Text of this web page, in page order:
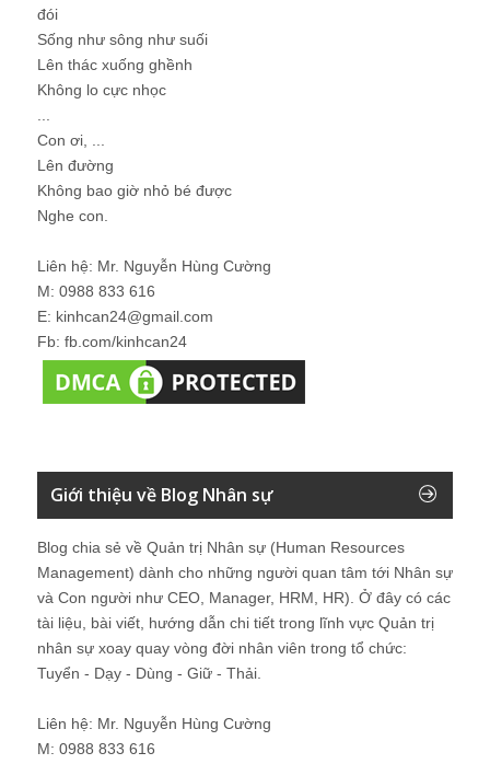
đói
Sống như sông như suối
Lên thác xuống ghềnh
Không lo cực nhọc
Con ơi, ...
Lên đường
Không bao giờ nhỏ bé được
Nghe con.
Liên hệ: Mr. Nguyễn Hùng Cường
M: 0988 833 616
E: kinhcan24@gmail.com
Fb: fb.com/kinhcan24
Giới thiệu về Blog Nhân sự
Blog chia sẻ về Quản trị Nhân sự (Human Resources
Management) dành cho những người quan tâm tới Nhân sự
và Con người như CEO, Manager, HRM, HR). Ở đây có các
tài liệu, bài viết, hướng dẫn chi tiết trong lĩnh vực Quản trị
nhân sự xoay quay vòng đời nhân viên trong tổ chức:
Tuyển - Dạy - Dùng - Giữ - Thải.
Liên hệ: Mr. Nguyễn Hùng Cường
M: 0988 833 616